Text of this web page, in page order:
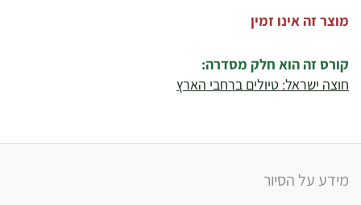
מוצר זה אינו זמין
קורס זה הוא חלק מסדרה:
חוצה ישראל: טיולים ברחבי הארץ
מידע על הסיור